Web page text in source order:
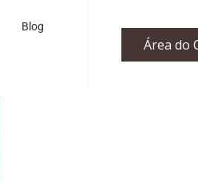
Blog
Área do